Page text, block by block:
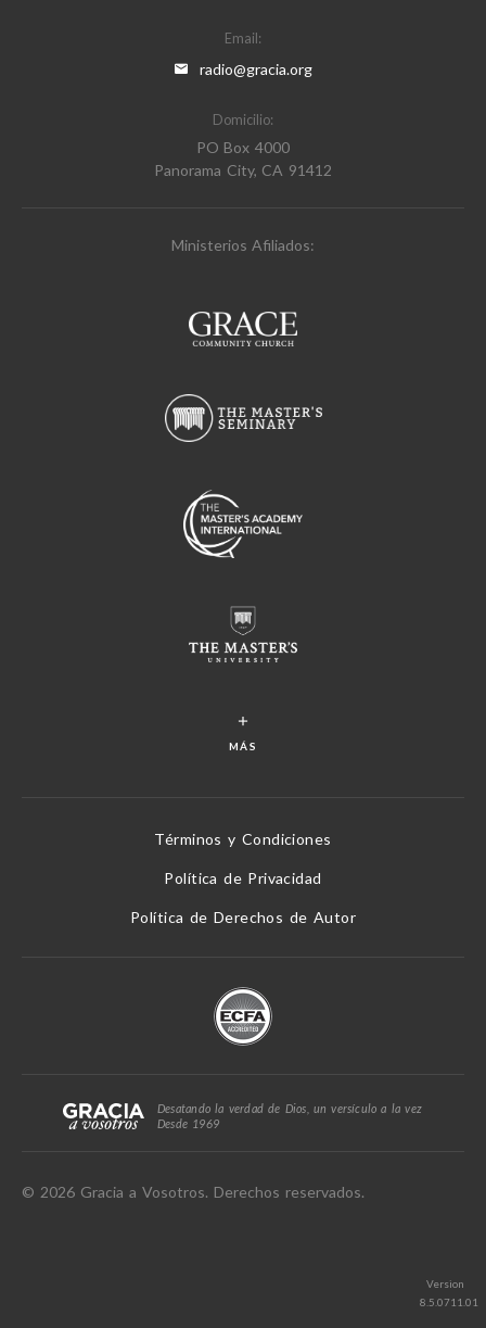
Email:
radio@gracia.org
Domicilio:
PO Box 4000
Panorama City, CA 91412
Ministerios Afiliados:
MÁS
Términos y Condiciones
Política de Privacidad
Política de Derechos de Autor
Desatando la verdad de Dios, un versículo a la vez
Desde 1969
© 2026 Gracia a Vosotros. Derechos reservados.
Version
8.5.0711.01